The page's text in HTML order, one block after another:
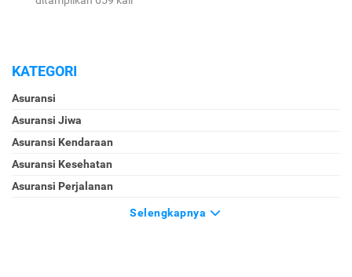
KATEGORI
Asuransi
Asuransi Jiwa
Asuransi Kendaraan
Asuransi Kesehatan
Asuransi Perjalanan
Selengkapnya